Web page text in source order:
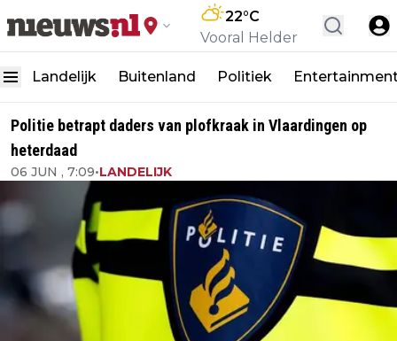
22°C
Vooral Helder
Landelijk Buitenland Politiek
Politie betrapt daders van plofkraak in Vlaardingen op
heterdaad
06 JUN , 7:09•LANDELIJK